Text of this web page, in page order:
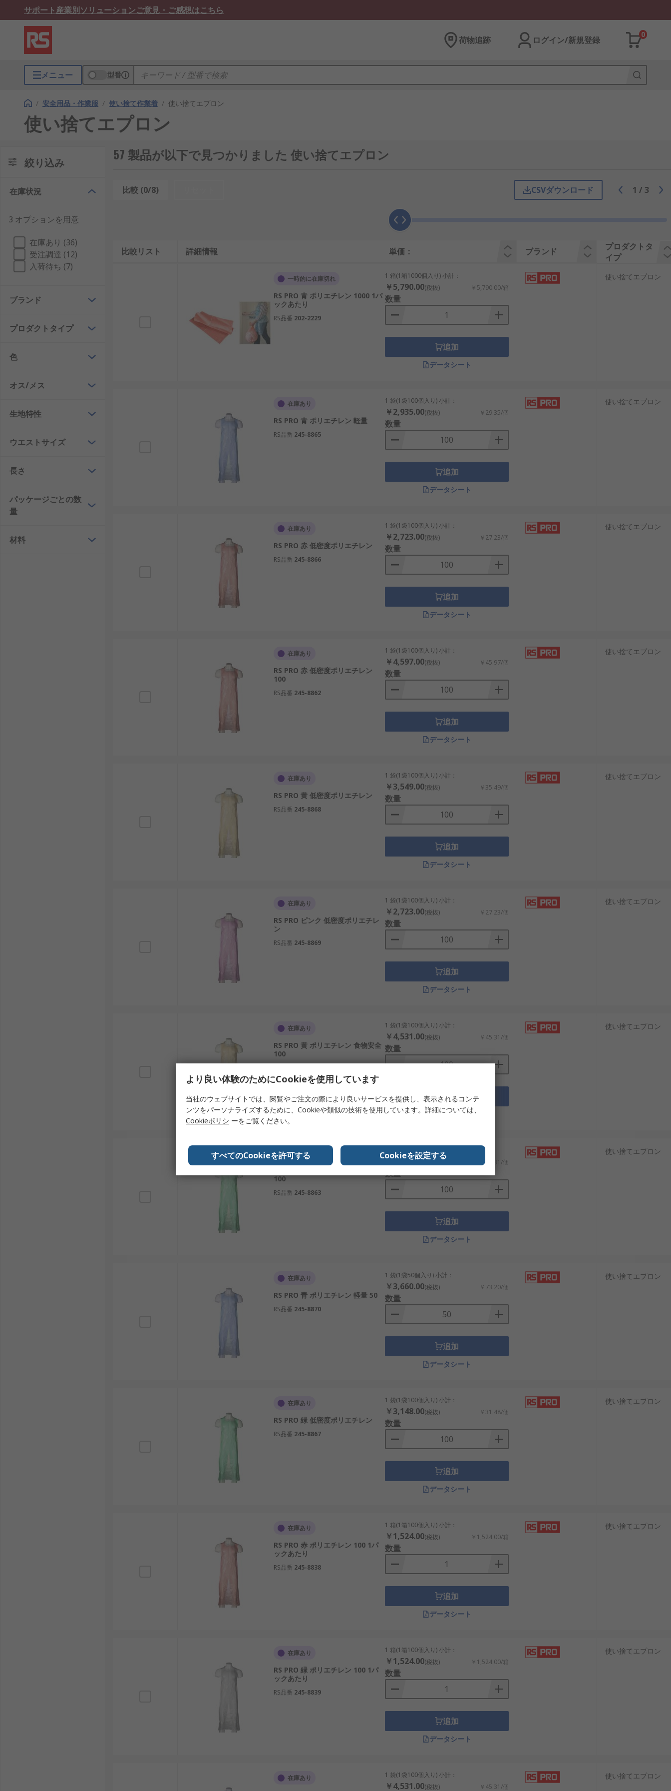
サポート産業別ソリューションご意見・ご感想はこちら
荷物追跡 ログイン/新規登録
0
メニュー 型番
/ 安全用品・作業服 / 使い捨て作業着 / 使い捨てエプロン
使い捨てエプロン
絞り込み
在庫状況
3 オプションを用意
在庫あり (36)
受注調達 (12)
入荷待ち (7)
ブランド
プロダクトタイプ
色
オス/メス
生地特性
ウエストサイズ
長さ
パッケージごとの数
量
材料
57 製品が以下で見つかりました 使い捨てエプロン
比較 (0/8) CSVダウンロード 1 / 3
比較リスト 詳細情報 単価： ブランド
プロダクトタ
イプ
一時的に在庫切れ
RS PRO 青 ポリエチレン 1000 1パ
ックあたり
RS品番 202-2229
1 箱(1箱1000個入り) 小計：
￥5,790.00(税抜) ￥5,790.00/箱
数量
追加
データシート
使い捨てエプロン
在庫あり
RS PRO 青 ポリエチレン 軽量
RS品番 245-8865
1 袋(1袋100個入り) 小計：
￥2,935.00(税抜) ￥29.35/個
数量
追加
データシート
使い捨てエプロン
在庫あり
RS PRO 赤 低密度ポリエチレン
RS品番 245-8866
1 袋(1袋100個入り) 小計：
￥2,723.00(税抜) ￥27.23/個
数量
追加
データシート
使い捨てエプロン
在庫あり
RS PRO 赤 低密度ポリエチレン
100
RS品番 245-8862
1 袋(1袋100個入り) 小計：
￥4,597.00(税抜) ￥45.97/個
数量
追加
データシート
使い捨てエプロン
在庫あり
RS PRO 黄 低密度ポリエチレン
RS品番 245-8868
1 袋(1袋100個入り) 小計：
￥3,549.00(税抜) ￥35.49/個
数量
追加
データシート
使い捨てエプロン
在庫あり
RS PRO ピンク 低密度ポリエチレ
ン
RS品番 245-8869
1 袋(1袋100個入り) 小計：
￥2,723.00(税抜) ￥27.23/個
数量
追加
データシート
使い捨てエプロン
在庫あり
RS PRO 黄 ポリエチレン 食物安全
100
1 袋(1袋100個入り) 小計：
￥4,531.00(税抜) ￥45.31/個
数量
追加
データシート
使い捨てエプロン
在庫あり
100
RS品番 245-8863
1 袋(1袋100個入り) 小計：
￥4,531.00(税抜) ￥45.31/個
数量
追加
データシート
使い捨てエプロン
在庫あり
RS PRO 青 ポリエチレン 軽量 50
RS品番 245-8870
1 袋(1袋50個入り) 小計：
￥3,660.00(税抜) ￥73.20/個
数量
追加
データシート
使い捨てエプロン
在庫あり
RS PRO 緑 低密度ポリエチレン
RS品番 245-8867
1 袋(1袋100個入り) 小計：
￥3,148.00(税抜) ￥31.48/個
数量
追加
データシート
使い捨てエプロン
在庫あり
RS PRO 赤 ポリエチレン 100 1パ
ックあたり
RS品番 245-8838
1 箱(1箱100個入り) 小計：
￥1,524.00(税抜) ￥1,524.00/箱
数量
追加
データシート
使い捨てエプロン
在庫あり
RS PRO 緑 ポリエチレン 100 1パ
ックあたり
RS品番 245-8839
1 箱(1箱100個入り) 小計：
￥1,524.00(税抜) ￥1,524.00/箱
数量
追加
データシート
使い捨てエプロン
在庫あり 1 袋(1袋100個入り) 小計：
￥4,531.00(税抜) ￥45.31/個
使い捨てエプロン
より良い体験のためにCookieを使用しています
当社のウェブサイトでは、閲覧やご注文の際により良いサービスを提供し、表示されるコンテ
ンツをパーソナライズするために、Cookieや類似の技術を使用しています。詳細については、
Cookieポリシ ーをご覧ください。
すべてのCookieを許可する Cookieを設定する